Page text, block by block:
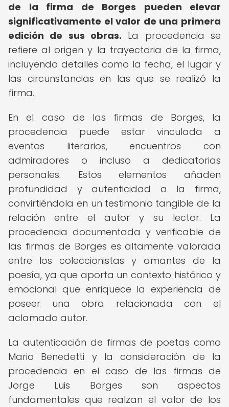
de la firma de Borges pueden elevar
significativamente el valor de una primera
edición de sus obras. La procedencia se
refiere al origen y la trayectoria de la firma,
incluyendo detalles como la fecha, el lugar y
las circunstancias en las que se realizó la
firma.
En el caso de las firmas de Borges, la
procedencia puede estar vinculada a
eventos literarios, encuentros con
admiradores o incluso a dedicatorias
personales. Estos elementos añaden
profundidad y autenticidad a la firma,
convirtiéndola en un testimonio tangible de la
relación entre el autor y su lector. La
procedencia documentada y verificable de
las firmas de Borges es altamente valorada
entre los coleccionistas y amantes de la
poesía, ya que aporta un contexto histórico y
emocional que enriquece la experiencia de
poseer una obra relacionada con el
aclamado autor.
La autenticación de firmas de poetas como
Mario Benedetti y la consideración de la
procedencia en el caso de las firmas de
Jorge Luis Borges son aspectos
fundamentales que realzan el valor de los